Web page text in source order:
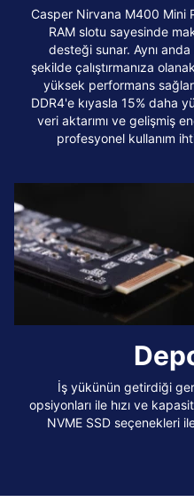
Casper Nirvana M400 Mini
RAM slotu sayesinde
desteği sunar. Aynı
şekilde çalıştırmanıza
yüksek performans
DDR4'e kıyasla 15% daha
veri aktarımı ve gelişmiş
profesyonel kullanım
İş yükünün getirdiği
opsiyonları ile hızı ve
NVME SSD seçenekleri